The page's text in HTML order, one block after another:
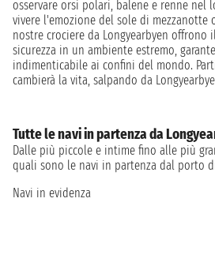
osservare orsi polari, balene e renne nel
vivere l'emozione del sole di mezzanotte
nostre crociere da Longyearbyen offrono
sicurezza in un ambiente estremo,
indimenticabile ai confini del mondo.
cambierà la vita, salpando da
Tutte le navi in partenza da
Dalle più piccole e intime fino alle più
quali sono le navi in partenza dal porto
Navi in evidenza